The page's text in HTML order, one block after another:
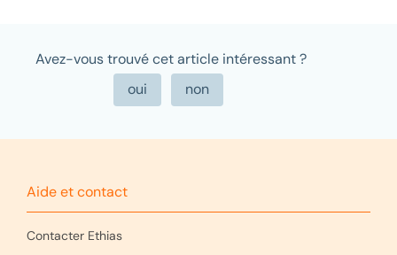
Avez-vous trouvé cet article intéressant ?
Aide et contact
Contacter Ethias